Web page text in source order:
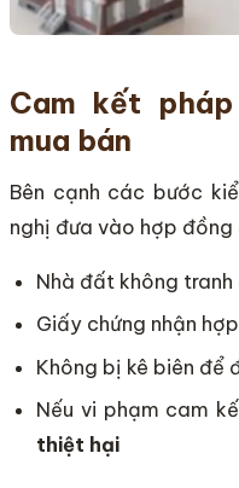
Cam kết
mua bán
Bên cạnh các bước
nghị đưa vào hợp đồng
Nhà đất không
Giấy chứng nhận
Không bị kê biên để
Nếu vi phạm cam
thiệt hại